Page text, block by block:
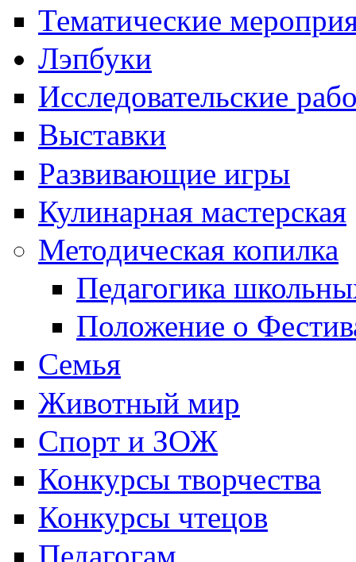
Тематические
Лэпбуки
Исследовательские
Выставки
Развивающие игры
Кулинарная мастерская
Методическая копилка
Педагогика
Положение о
Семья
Животный мир
Спорт и ЗОЖ
Конкурсы творчества
Конкурсы чтецов